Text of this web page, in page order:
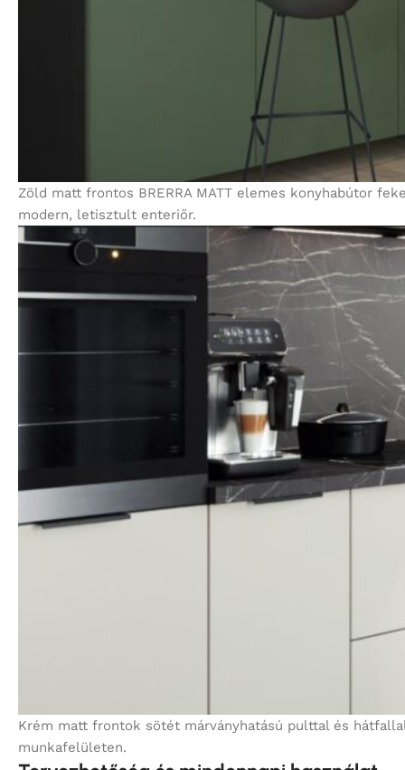
Zöld matt frontos BRERRA MATT elemes konyhabútor
modern, letisztult enteriőr.
Krém matt frontok sötét márványhatású pulttal és
munkafelületen.